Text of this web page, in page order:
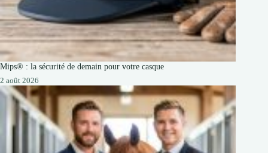
Mips® : la sécurité de demain pour votre casque
2 août 2026